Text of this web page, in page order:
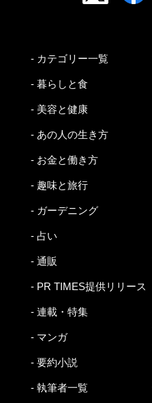
- カテゴリー一覧
- 暮らしと食
- 美容と健康
- あの人の生き方
- お金と働き方
- 趣味と旅行
- ガーデニング
- 占い
- 通販
- PR TIMES提供リリース
- 連載・特集
- マンガ
- 要約小説
- 執筆者一覧